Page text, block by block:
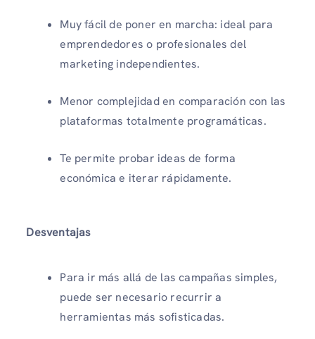
Muy fácil de poner en marcha: ideal para
emprendedores o profesionales del
marketing independientes.
Menor complejidad en comparación con las
plataformas totalmente programáticas.
Te permite probar ideas de forma
económica e iterar rápidamente.
Desventajas
Para ir más allá de las campañas simples,
puede ser necesario recurrir a
herramientas más sofisticadas.